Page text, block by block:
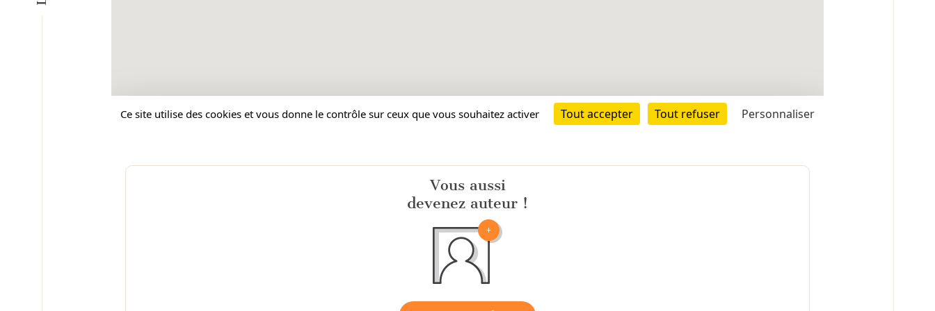
Vous aussi
devenez auteur !